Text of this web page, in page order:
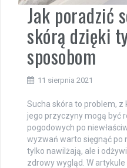
Jak poradzić
skórą dzięki
sposobom
11 sierpnia 2021
Sucha skóra to problem, z
jego przyczyny mogą być
pogodowych po
wyzwań warto sięgnąć po
tylko nawilżają, ale i
zdrowy wygląd. W